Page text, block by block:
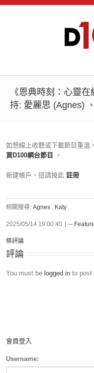
《恩典時刻：心靈
持: 愛麗思 (Agnes)
如想線上收聽或下載節目重溫
買D100網台節目
。
新建帳戶，這請按此 註冊
相關搜尋: Agnes , Katy
2025/05/14 19:00:40 --
條評論
評論
You must be logged in to post
會員登入
Username: